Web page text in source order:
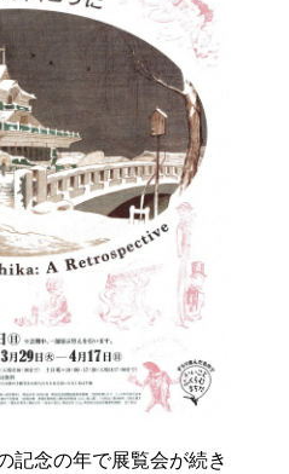
記念の年で展覧会が続き